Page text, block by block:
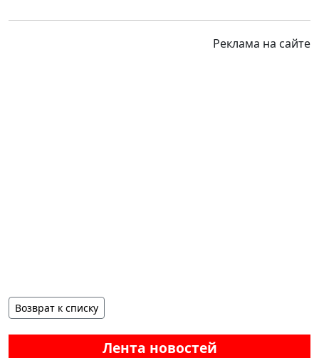
Лента новостей
Реклама на сайте
Возврат к списку